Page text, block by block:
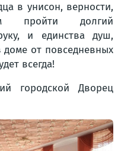
в унисон, верности,
пройти долгий
и единства душ,
от повседневных
всегда!
городской Дворец